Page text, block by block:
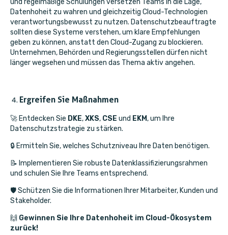
Datenhoheit zu wahren und gleichzeitig Cloud-Technologien
verantwortungsbewusst zu nutzen. Datenschutzbeauftragte
sollten diese Systeme verstehen, um klare Empfehlungen
geben zu können, anstatt den Cloud-Zugang zu blockieren.
Unternehmen, Behörden und Regierungsstellen dürfen nicht
länger wegsehen und müssen das Thema aktiv angehen.
Ergreifen Sie Maßnahmen
🚀 Entdecken Sie DKE,XKS, CSE und EKM, um Ihre
Datenschutzstrategie zu stärken.
🔒 Ermitteln Sie, welches Schutzniveau Ihre Daten benötigen.
📝 Implementieren Sie robuste Datenklassifizierungsrahmen
und schulen Sie Ihre Teams entsprechend.
🛡️ Schützen Sie die Informationen Ihrer Mitarbeiter, Kunden und
Stakeholder.
🙌 Gewinnen Sie Ihre Datenhoheit im Cloud-Ökosystem
zurück!